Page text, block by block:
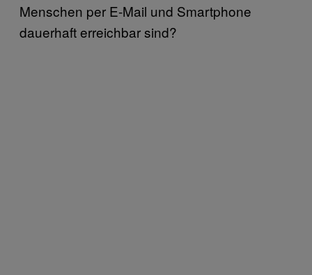
Menschen per E-Mail und Smartphone
dauerhaft erreichbar sind?